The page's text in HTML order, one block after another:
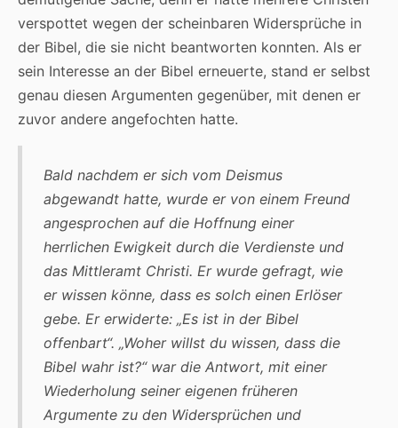
verspottet wegen der scheinbaren Widersprüche in
der Bibel, die sie nicht beantworten konnten. Als er
sein Interesse an der Bibel erneuerte, stand er selbst
genau diesen Argumenten gegenüber, mit denen er
zuvor andere angefochten hatte.
Bald nachdem er sich vom Deismus
abgewandt hatte, wurde er von einem Freund
angesprochen auf die Hoffnung einer
herrlichen Ewigkeit durch die Verdienste und
das Mittleramt Christi. Er wurde gefragt, wie
er wissen könne, dass es solch einen Erlöser
gebe. Er erwiderte: „Es ist in der Bibel
offenbart“. „Woher willst du wissen, dass die
Bibel wahr ist?“ war die Antwort, mit einer
Wiederholung seiner eigenen früheren
Argumente zu den Widersprüchen und